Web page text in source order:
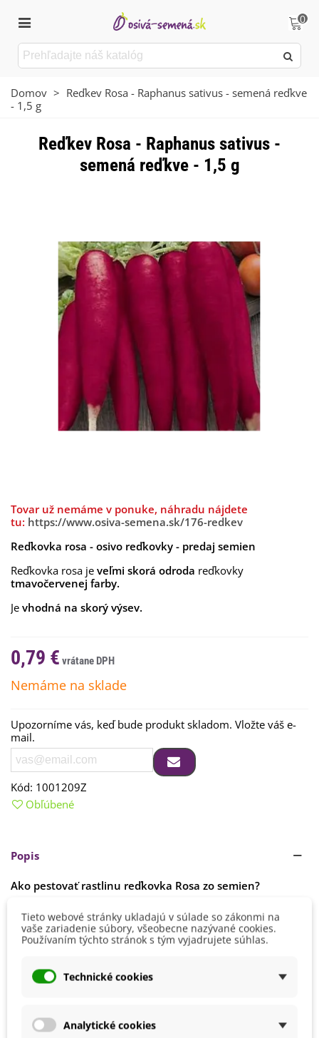
0
Domov > Reďkev Rosa - Raphanus sativus - semená reďkve
- 1,5 g
Reďkev Rosa - Raphanus sativus -
semená reďkve - 1,5 g
Tovar už nemáme v ponuke, náhradu nájdete
tu: https://www.osiva-semena.sk/176-redkev
Reďkovka rosa - osivo reďkovky - predaj semien
Reďkovka rosa je veľmi skorá odroda reďkovky
tmavočervenej farby.
Je vhodná na skorý výsev.
0,79 €
Nemáme na sklade
Upozorníme vás, keď bude produkt skladom. Vložte váš e-
mail.
Kód: 1001209Z
Obľúbené
Popis
Ako pestovať rastlinu reďkovka Rosa zo semien?
Rastlina
potrebuje slnečné stanovisko. Výsev
semien
reďkovky je možný od februára do apríla. Je dobré semienka
vysievať vo vzdialenostiach 15 x 30 cm.
Čítaj viac
Detaily produktu
Tieto webové stránky ukladajú v súlade so zákonmi na
vaše zariadenie súbory, všeobecne nazývané cookies.
Používaním týchto stránok s tým vyjadrujete súhlas.
Technické cookies
Analytické cookies